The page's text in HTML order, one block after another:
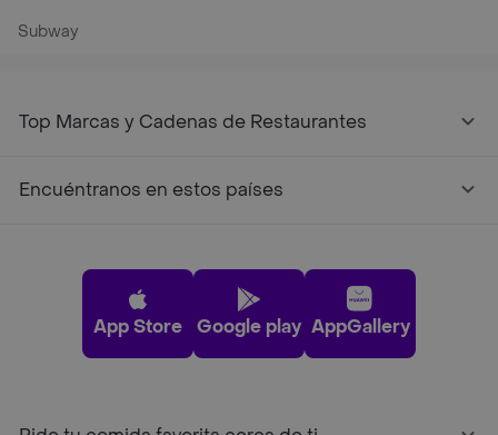
Subway
Top Marcas y Cadenas de Restaurantes
Encuéntranos en estos países
App Store Google play AppGallery